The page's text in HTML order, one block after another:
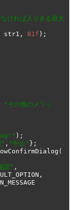
ければ入りきる最大
str1 , 81f );
"その他のメソッ
);
" , "中止" };
(
認" ,
,